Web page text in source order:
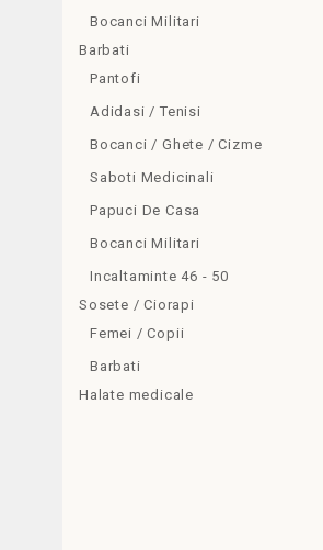
Bocanci Militari
Barbati
Pantofi
Adidasi / Tenisi
Bocanci / Ghete / Cizme
Saboti Medicinali
Papuci De Casa
Bocanci Militari
Incaltaminte 46 - 50
Sosete / Ciorapi
Femei / Copii
Barbati
Halate medicale